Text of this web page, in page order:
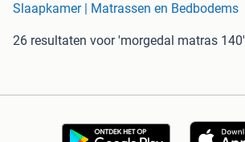
Slaapkamer | Matrassen en Bedbodems
26 resultaten voor 'morgedal matras 140'